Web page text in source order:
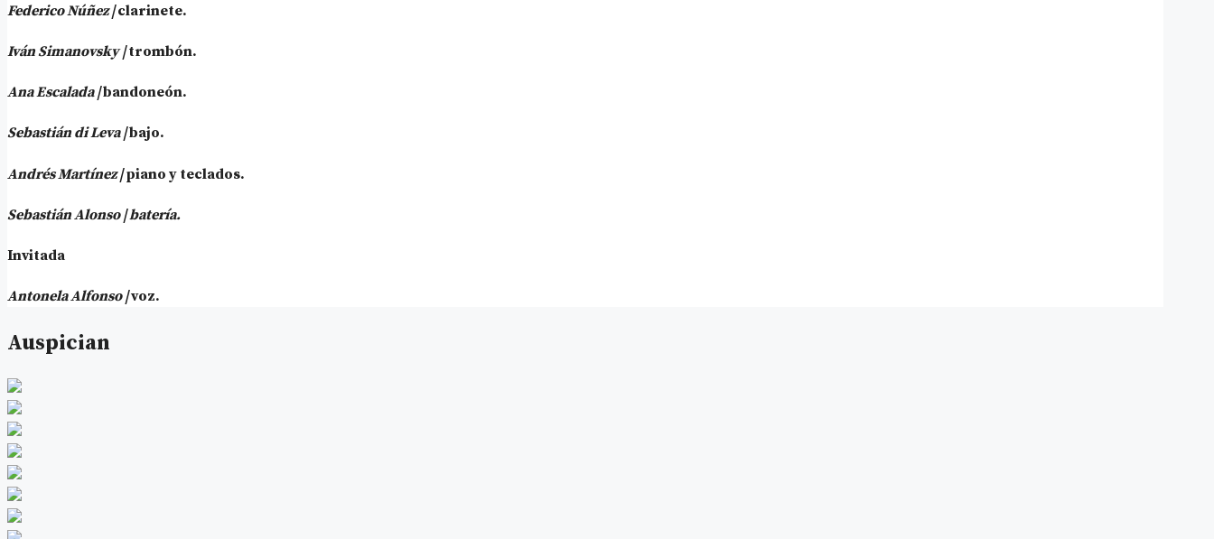
Federico Núñez |clarinete.
Iván Simanovsky |trombón.
Ana Escalada |bandoneón.
Sebastián di Leva |bajo.
Andrés Martínez |piano y teclados.
Sebastián Alonso | batería.
Invitada
Antonela Alfonso |voz.
Auspician